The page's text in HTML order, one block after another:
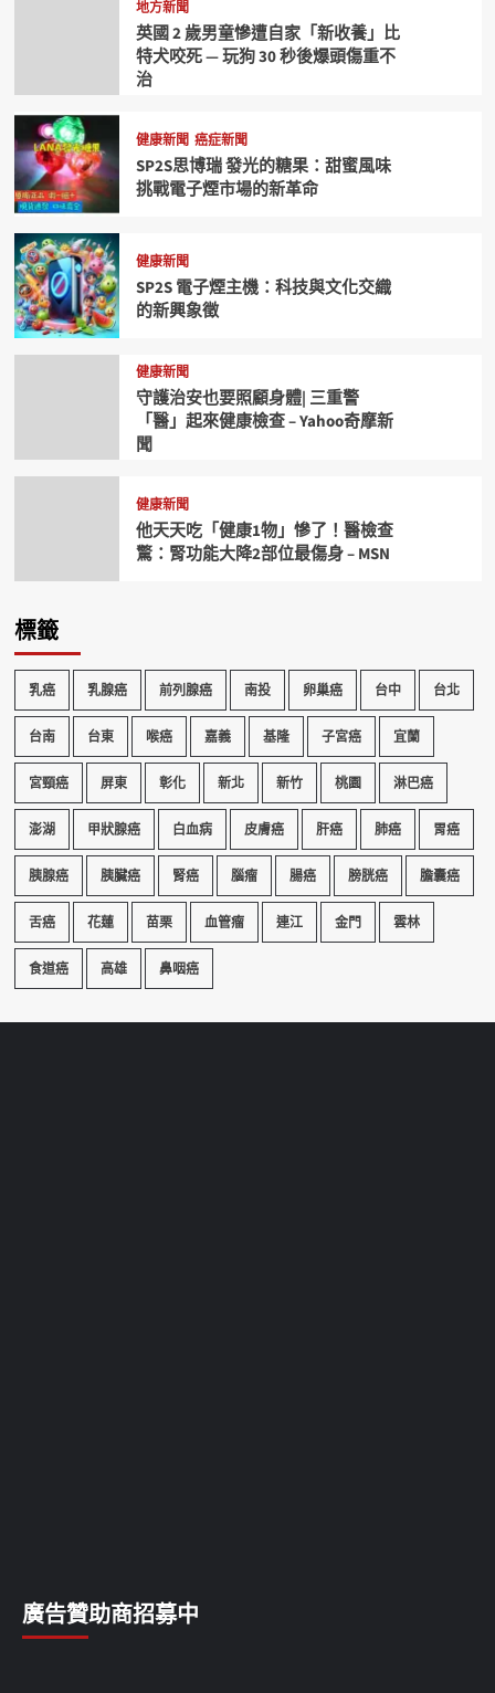
地方新聞
英國 2 歲男童慘遭自家「新收養」比
特犬咬死 — 玩狗 30 秒後爆頭傷重不
治
健康新聞 癌症新聞
SP2S思博瑞 發光的糖果：甜蜜風味
挑戰電子煙市場的新革命
健康新聞
SP2S 電子煙主機：科技與文化交織
的新興象徵
健康新聞
守護治安也要照顧身體| 三重警
「醫」起來健康檢查 – Yahoo奇摩新
聞
健康新聞
他天天吃「健康1物」慘了！醫檢查
驚：腎功能大降2部位最傷身 – MSN
標籤
乳癌 乳腺癌 前列腺癌 南投 卵巢癌 台中 台北
台南 台東 喉癌 嘉義 基隆 子宮癌 宜蘭
宮頸癌 屏東 彰化 新北 新竹 桃園 淋巴癌
澎湖 甲狀腺癌 白血病 皮膚癌 肝癌 肺癌 胃癌
胰腺癌 胰臟癌 腎癌 腦瘤 腸癌 膀胱癌 膽囊癌
舌癌 花蓮 苗栗 血管瘤 連江 金門 雲林
食道癌 高雄 鼻咽癌
廣告贊助商招募中